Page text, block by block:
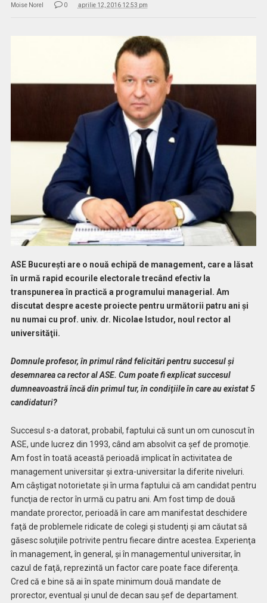
Moise Norel 0 aprilie 12, 2016 12:53 pm
ASE Bucureşti are o nouă echipă de management, care a lăsat
în urmă rapid ecourile electorale trecând efectiv la
transpunerea în practică a programului managerial. Am
discutat despre aceste proiecte pentru următorii patru ani şi
nu numai cu prof. univ. dr. Nicolae Istudor, noul rector al
universităţii.
Domnule profesor, în primul rând felicitări pentru succesul şi
desemnarea ca rector al ASE. Cum poate fi explicat succesul
dumneavoastră încă din primul tur, în condiţiile în care au existat 5
candidaturi?
Succesul s-a datorat, probabil, faptului că sunt un om cunoscut în
ASE, unde lucrez din 1993, când am absolvit ca şef de promoţie.
Am fost în toată această perioadă implicat în activitatea de
management universitar şi extra-universitar la diferite niveluri.
Am câştigat notorietate şi în urma faptului că am candidat pentru
funcţia de rector în urmă cu patru ani. Am fost timp de două
mandate prorector, perioadă în care am manifestat deschidere
faţă de problemele ridicate de colegi şi studenţi şi am căutat să
găsesc soluţiile potrivite pentru fiecare dintre acestea. Experienţa
în management, în general, şi în managementul universitar, în
cazul de faţă, reprezintă un factor care poate face diferenţa.
Cred că e bine să ai în spate minimum două mandate de
prorector, eventual şi unul de decan sau şef de departament.